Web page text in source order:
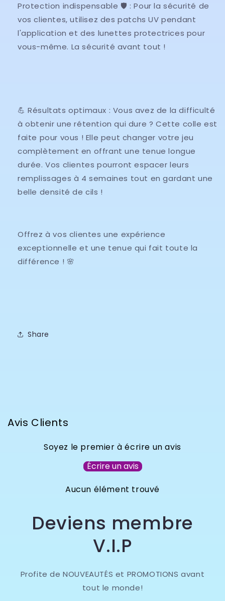
Protection indispensable 🛡️ : Pour la sécurité de
vos clientes, utilisez des patchs UV pendant
l'application et des lunettes protectrices pour
vous-même. La sécurité avant tout !
💪 Résultats optimaux : Vous avez de la difficulté
à obtenir une rétention qui dure ? Cette colle est
faite pour vous ! Elle peut changer votre jeu
complètement en offrant une tenue longue
durée. Vos clientes pourront espacer leurs
remplissages à 4 semaines tout en gardant une
belle densité de cils !
Offrez à vos clientes une expérience
exceptionnelle et une tenue qui fait toute la
différence ! 🌸
Share
Avis Clients
Soyez le premier à écrire un avis
Écrire un avis
Aucun élément trouvé
Deviens membre
V.I.P
Profite de NOUVEAUTÉS et PROMOTIONS avant
tout le monde!